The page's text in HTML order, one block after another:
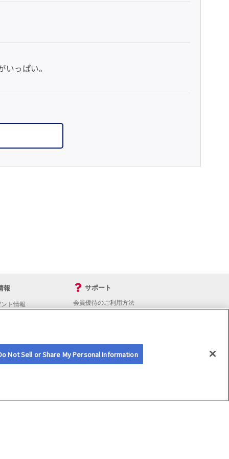
っぱい。
報
ト情報
サポート
会員優待のご利用方法
会員優待サービスの提携をご検討の方へ
Not Sell or Share My Personal Information